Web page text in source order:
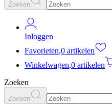
Zoeken
Inloggen
Favorieten,0 artikelen
Winkelwagen,0 artikelen
Zoeken
Zoeken